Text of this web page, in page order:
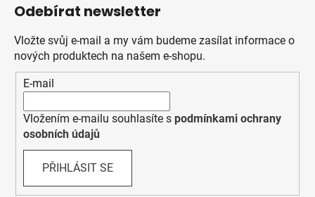
Odebírat newsletter
Vložte svůj e-mail a my vám budeme zasílat informace o
nových produktech na našem e-shopu.
E-mail
Vložením e-mailu souhlasíte s podmínkami ochrany
osobních údajů
PŘIHLÁSIT SE